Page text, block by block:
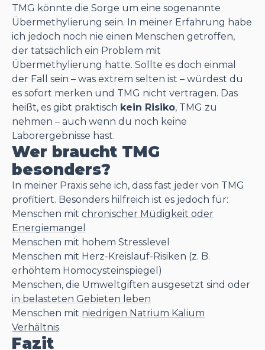
TMG könnte die Sorge um eine sogenannte
Übermethylierung sein. In meiner Erfahrung habe
ich jedoch noch nie einen Menschen getroffen,
der tatsächlich ein Problem mit
Übermethylierung hatte. Sollte es doch einmal
der Fall sein – was extrem selten ist – würdest du
es sofort merken und TMG nicht vertragen. Das
heißt, es gibt praktisch kein Risiko, TMG zu
nehmen – auch wenn du noch keine
Laborergebnisse hast.
Wer braucht TMG
besonders?
In meiner Praxis sehe ich, dass fast jeder von TMG
profitiert. Besonders hilfreich ist es jedoch für:
Menschen mit chronischer Müdigkeit oder
Energiemangel
Menschen mit hohem Stresslevel
Menschen mit Herz-Kreislauf-Risiken (z. B.
erhöhtem Homocysteinspiegel)
Menschen, die Umweltgiften ausgesetzt sind oder
in belasteten Gebieten leben
Menschen mit niedrigen Natrium Kalium
Verhältnis
Fazit